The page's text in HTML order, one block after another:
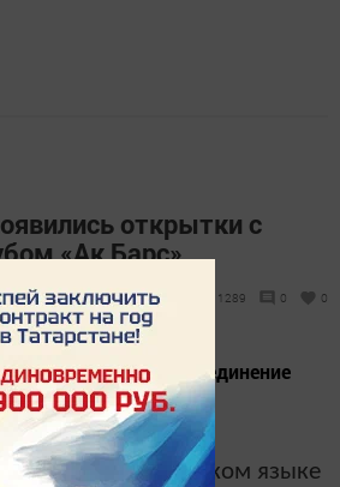
открытки с
«Ак Барс»
2021 - 08:44 1289 0 0
выпустило объединение
на татарском языке